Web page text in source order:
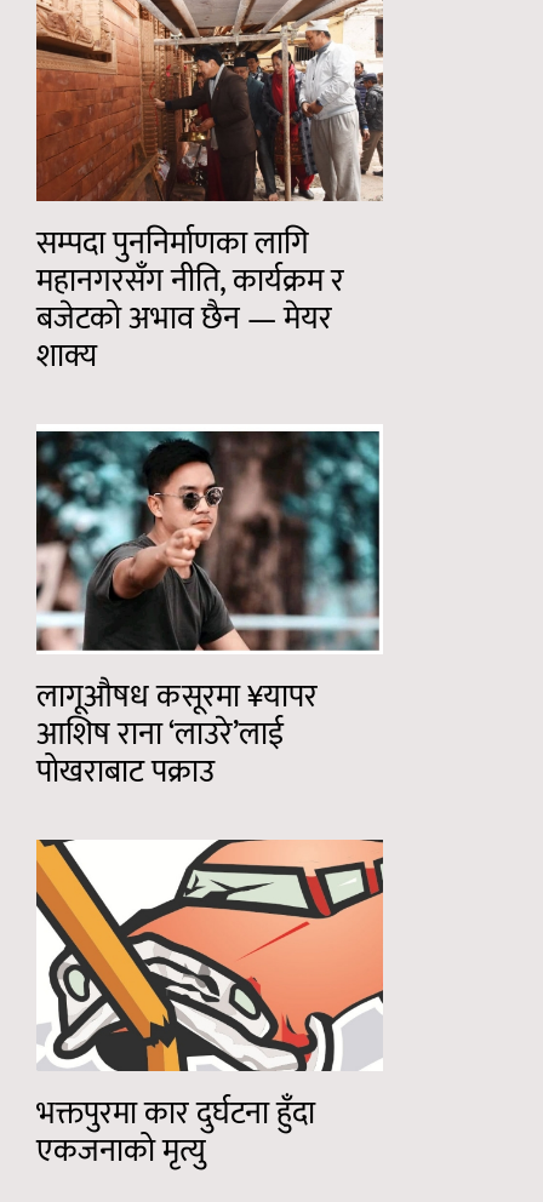
सम्पदा पुननिर्माणका लागि
महानगरसँग नीति, कार्यक्रम र
बजेटको अभाव छैन — मेयर
शाक्य
लागूऔषध कसूरमा ¥यापर
आशिष राना ‘लाउरे’लाई
पोखराबाट पक्राउ
भक्तपुरमा कार दुर्घटना हुँदा
एकजनाको मृत्यु